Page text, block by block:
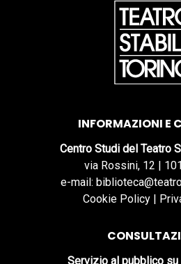
INFORMAZIONI E
Centro Studi del Teatro
via Rossini, 12 |
e-mail:
Cookie Policy |
Servizio al pubblico